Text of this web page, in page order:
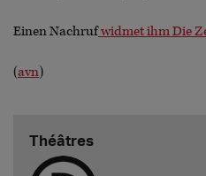
Einen Nachrufwidmet ihm Die
(avn)
Théâtres